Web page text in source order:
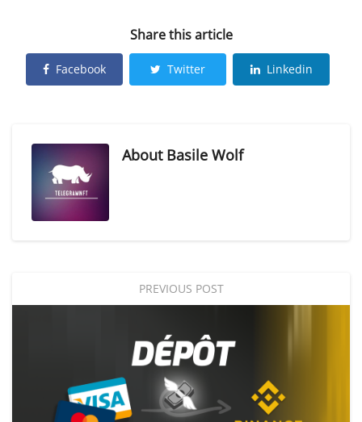
Share this article
Facebook Twitter Linkedin
About Basile Wolf
PREVIOUS POST